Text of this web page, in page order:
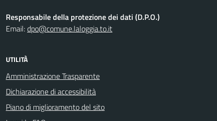
Responsabile della protezione dei dati (D.P.O.)
Email:dpo@comune.laloggia.to.it
UTILITÀ
Amministrazione Trasparente
Dichiarazione di accessibilità
Piano di miglioramento del sito